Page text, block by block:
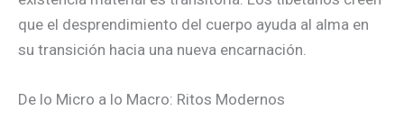
que el desprendimiento del cuerpo ayuda al alma en
su transición hacia una nueva encarnación.
De lo Micro a lo Macro: Ritos Modernos